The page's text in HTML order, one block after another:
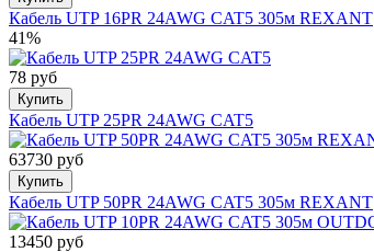
Кабель UTP 16PR 24AWG CAT5 305м REXANT
41%
78 руб
Купить
Кабель UTP 25PR 24AWG CAT5
63730 руб
Купить
Кабель UTP 50PR 24AWG CAT5 305м REXANT
13450 руб